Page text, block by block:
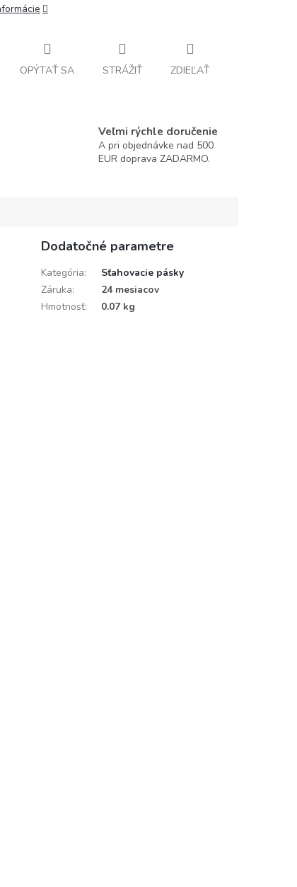
OPÝTAŤ SA STRÁŽIŤ ZDIEĽAŤ
Veľmi rýchle doručenie
A pri objednávke nad 500
EUR doprava ZADARMO.
Dodatočné parametre
Kategória:
Sťahovacie pásky
Záruka:
24 mesiacov
Hmotnosť: 0.07 kg